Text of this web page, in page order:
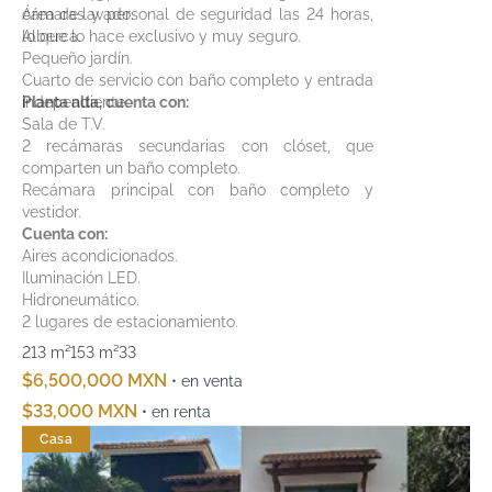
cámaras y personal de seguridad las 24 horas,
lo que lo hace exclusivo y muy seguro.
Área de lavado.
Alberca.
Pequeño jardín.
Cuarto de servicio con baño completo y entrada
independiente.
Planta alta, cuenta con:
Sala de T.V.
2 recámaras secundarias con clóset, que
comparten un baño completo.
Recámara principal con baño completo y
vestidor.
Cuenta con:
Aires acondicionados.
Iluminación LED.
Hidroneumático.
2 lugares de estacionamiento.
213 m²153 m²33
$6,500,000 MXN • en venta
$33,000 MXN • en renta
Casa